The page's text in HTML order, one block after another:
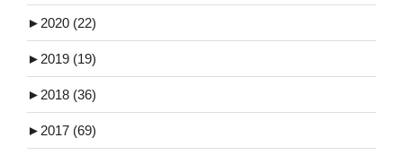
► 2020 (22)
► 2019 (19)
► 2018 (36)
► 2017 (69)